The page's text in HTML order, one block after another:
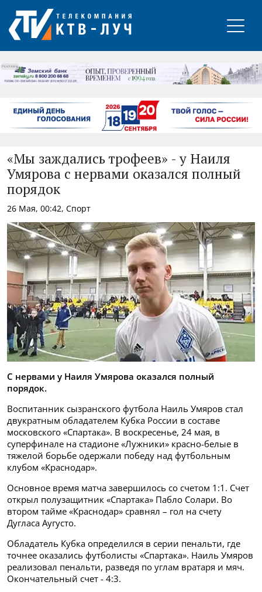
РЕКЛАМА
«Мы заждались трофеев» - у Наиля
Умярова с нервами оказался полный
порядок
26 Мая, 00:42, Спорт
С нервами у Наиля Умярова оказался полный
порядок.
Воспитанник сызранского футбола Наиль Умяров стал
двукратным обладателем Кубка России в составе
московского «Спартака». В воскресенье, 24 мая, в
суперфинале на стадионе «Лужники» красно-белые в
тяжелой борьбе одержали победу над футбольным
клубом «Краснодар».
Основное время матча завершилось со счетом 1:1. Счет
открыл полузащитник «Спартака» Пабло Солари. Во
втором тайме «Краснодар» сравнял – гол на счету
Дугласа Аугусто.
Обладатель Кубка определился в серии пенальти, где
точнее оказались футболисты «Спартака». Наиль Умяров
реализовал пенальти, разведя по углам вратаря и мяч.
Окончательный счет - 4:3.